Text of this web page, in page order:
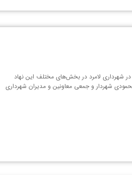
شهرداری لامرد در بخش‌های مختلف این نهاد
شهردار و جمعی معاونین و مدیران شهرداری